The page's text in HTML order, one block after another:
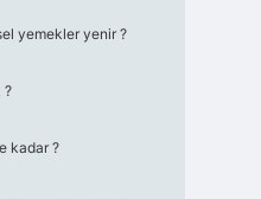
yemekler yenir ?
?
kadar ?